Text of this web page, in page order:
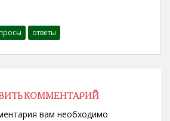
ответы
КОММЕНТАРИЙ
вам необходимо